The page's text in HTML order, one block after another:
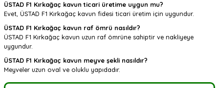
ÜSTAD F1 Kırkağaç kavun ticari üretime uygun mu?
Evet, ÜSTAD F1 Kırkağaç kavun fidesi ticari üretim için uygundur.
ÜSTAD F1 Kırkağaç kavun raf ömrü nasıldır?
ÜSTAD F1 Kırkağaç kavun uzun raf ömrüne sahiptir ve nakliyeye
uygundur.
ÜSTAD F1 Kırkağaç kavun meyve şekli nasıldır?
Meyveler uzun oval ve oluklu yapıdadır.